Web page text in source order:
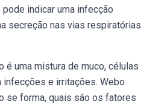
indicar uma infecção
secreção nas vias respiratórias
é uma mistura de muco, células
e irritações. Webo
se forma, quais são os fatores